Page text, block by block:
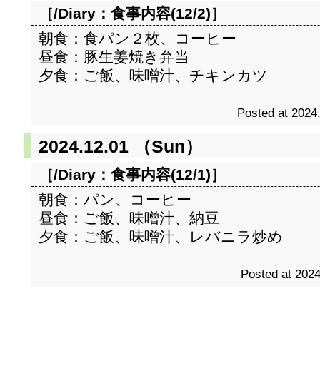
［/Diary： 食事内容(12/2)］
朝食：食パン２枚、コーヒー
昼食：豚生姜焼き弁当
夕食：ご飯、味噌汁、チキンカツ
Posted at
2024.12.01 （Sun）
［/Diary： 食事内容(12/1)］
朝食：パン、コーヒー
昼食：ご飯、味噌汁、納豆
夕食：ご飯、味噌汁、レバニラ炒め
Posted at